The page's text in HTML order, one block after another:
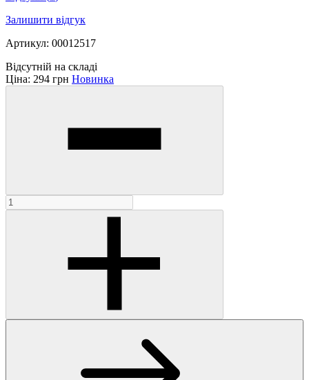
Залишити відгук
Артикул: 00012517
Відсутній на складі
Ціна: 294 грн Новинка